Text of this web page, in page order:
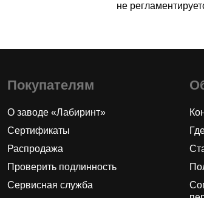
не
Покупателям
О заводе «Лабиринт»
Сертификаты
Распродажа
Проверить подлинность
Сервисная служба